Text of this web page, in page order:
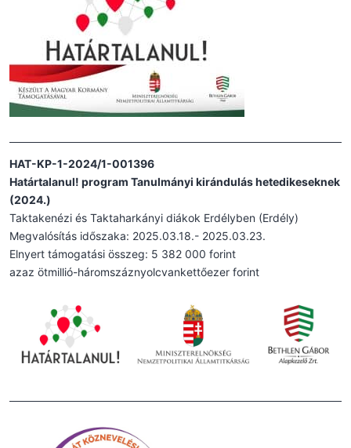
HAT-KP-1-2024/1-001396
Határtalanul! program Tanulmányi kirándulás hetedikeseknek
(2024.)
Taktakenézi és Taktaharkányi diákok Erdélyben (Erdély)
Megvalósítás időszaka: 2025.03.18.- 2025.03.23.
Elnyert támogatási összeg: 5 382 000 forint
azaz ötmillió-háromszáznyolcvankettőezer forint